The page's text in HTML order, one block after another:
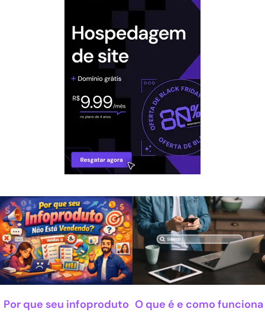
Por que seu infoproduto O que é e como funciona